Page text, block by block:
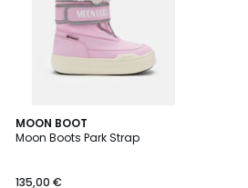
MOON BOOT
Moon Boots Park Strap
135,00 €